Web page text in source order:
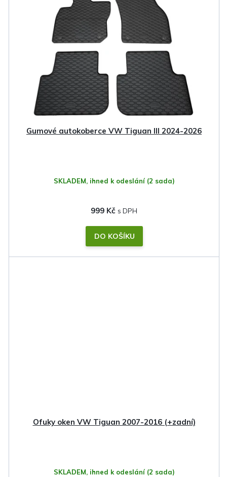
Gumové autokoberce VW Tiguan III 2024-2026
SKLADEM, ihned k odeslání (2 sada)
999 Kč
DO KOŠÍKU
Ofuky oken VW Tiguan 2007-2016 (+zadní)
SKLADEM, ihned k odeslání (2 sada)